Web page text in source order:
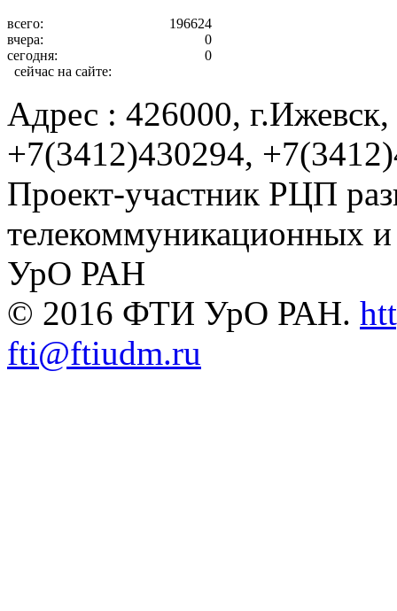
всего:
196624
вчера:
0
сегодня:
0
сейчас на сайте:
Адрес : 426000,
+7(3412)430294,
Проект-участник РЦП
телекоммуникационных
УрО РАН
© 2016 ФТИ УрО РАН.
fti@ftiudm.ru